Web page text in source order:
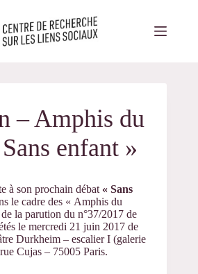
– Amphis du
enfant »
à son prochain débat « Sans
le cadre des « Amphis du
la parution du n°37/2017 de
le mercredi 21 juin 2017 de
Durkheim – escalier I (galerie
Cujas – 75005 Paris.